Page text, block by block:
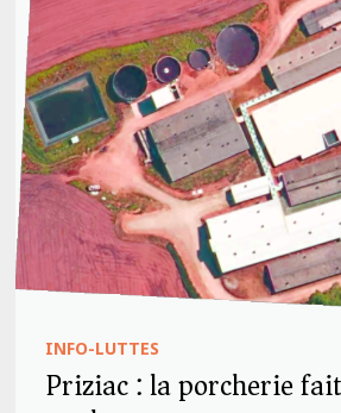
INFO-LUTTES
Priziac : la porcherie